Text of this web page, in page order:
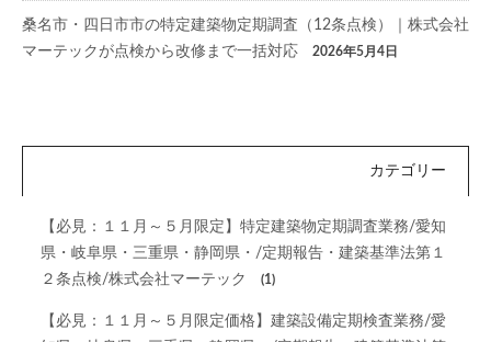
桑名市・四日市市の特定建築物定期調査（12条点検）｜株式会社
マーテックが点検から改修まで一括対応
2026年5月4日
カテゴリー
【必見：１１月～５月限定】特定建築物定期調査業務/愛知
県・岐阜県・三重県・静岡県・/定期報告・建築基準法第１
２条点検/株式会社マーテック
(1)
【必見：１１月～５月限定価格】建築設備定期検査業務/愛